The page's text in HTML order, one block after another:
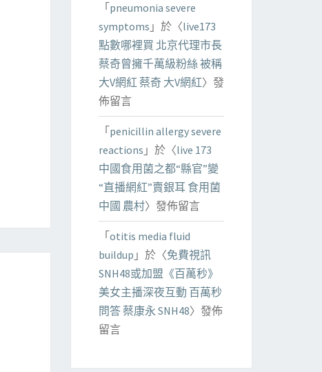
「 pneumonia severe
symptoms 」於〈live173
點數哪裡買 北京代理市長
蔡奇曾擁千萬級粉絲 被稱
大V網紅 蔡奇 大V網紅〉發
佈留言
「 penicillin allergy severe
reactions 」於〈live 173
中國食用菌之都“縣官”變
“直播網紅”賣銀耳 食用菌
中國 農村〉發佈留言
「 otitis media fluid
buildup 」於〈免費視訊
SNH48或加盟《百萬秒》
美女主播深夜互動 百萬秒
問答 蔡康永 SNH48〉發佈
留言